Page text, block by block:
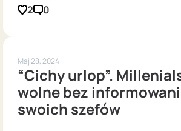
2 0
Maj 28, 2024
“Cichy urlop”.
wolne bez
swoich szefów